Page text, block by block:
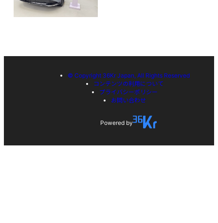
© Copyright 36Kr Japan, All Rights Reserved
コンテンツの利用について
プライバシーポリシー
お問い合わせ
Powered by